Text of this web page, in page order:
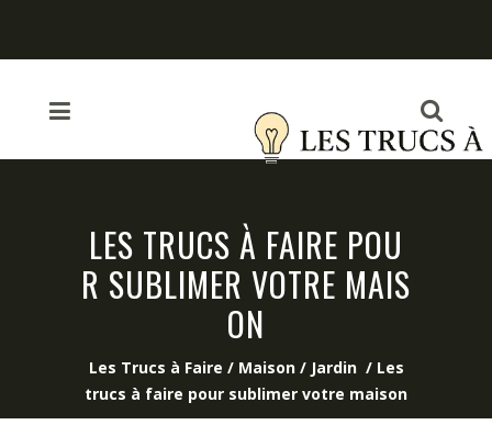
LES TRUCS À FAIRE POU
R SUBLIMER VOTRE MAIS
ON
Les Trucs à Faire / Maison / Jardin / Les
trucs à faire pour sublimer votre maison